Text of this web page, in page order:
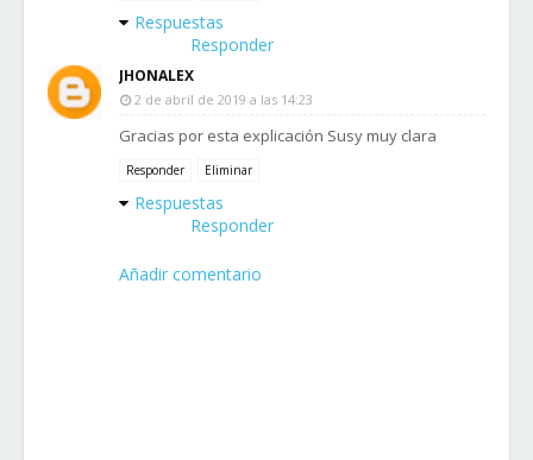
Respuestas
Responder
JHONALEX
2 de abril de 2019 a las 14:23
Gracias por esta explicación Susy muy clara
Responder Eliminar
Respuestas
Responder
Añadir comentario